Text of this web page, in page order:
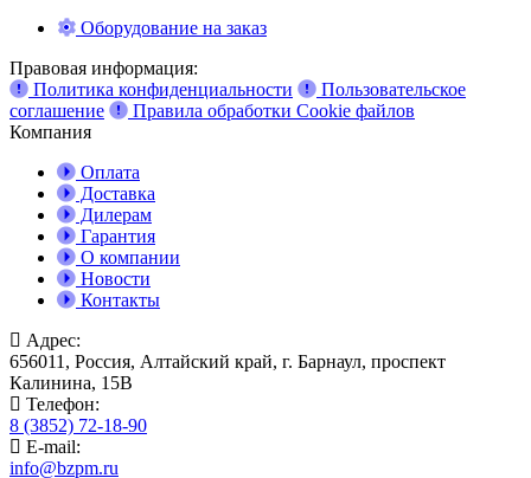
Оборудование на заказ
Правовая информация:
Политика конфиденциальности
Пользовательское
соглашение
Правила обработки Cookie файлов
Компания
Оплата
Доставка
Дилерам
Гарантия
О компании
Новости
Контакты
Адрес:
656011, Россия, Алтайский край, г. Барнаул, проспект
Калинина, 15В
Телефон:
8 (3852) 72-18-90
E-mail:
info@bzpm.ru